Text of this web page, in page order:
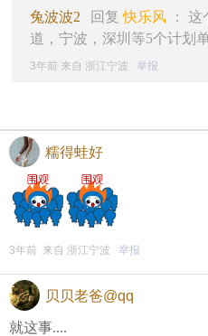
兔波波2 回复 快乐风 ：
道，宁波，深圳等5个计划
3年前 来自 浙江宁波 举报
糯得蛙好
3年前 来自 浙江宁波 举报
贝贝老爸@qq
就这事....